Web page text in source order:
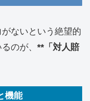
ないという絶望的
のが、 **「対人賠
機能